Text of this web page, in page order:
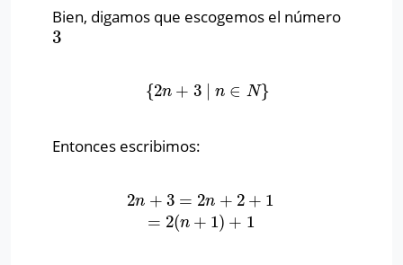
Bien, digamos que escogemos el número
3
3
{2n + 3 n ∈ N}
{2 n+ 3∣ ∈ N}
Entonces escribimos:
2n + 3 = 2n + 2 + 1
= 2(n + 1) + 1
2n+ 3= 2n+2 +1=2( n+1) +1